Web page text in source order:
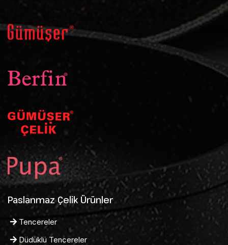
Paslanmaz Çelik Ürünler
Tencereler
Düdüklü Tencereler